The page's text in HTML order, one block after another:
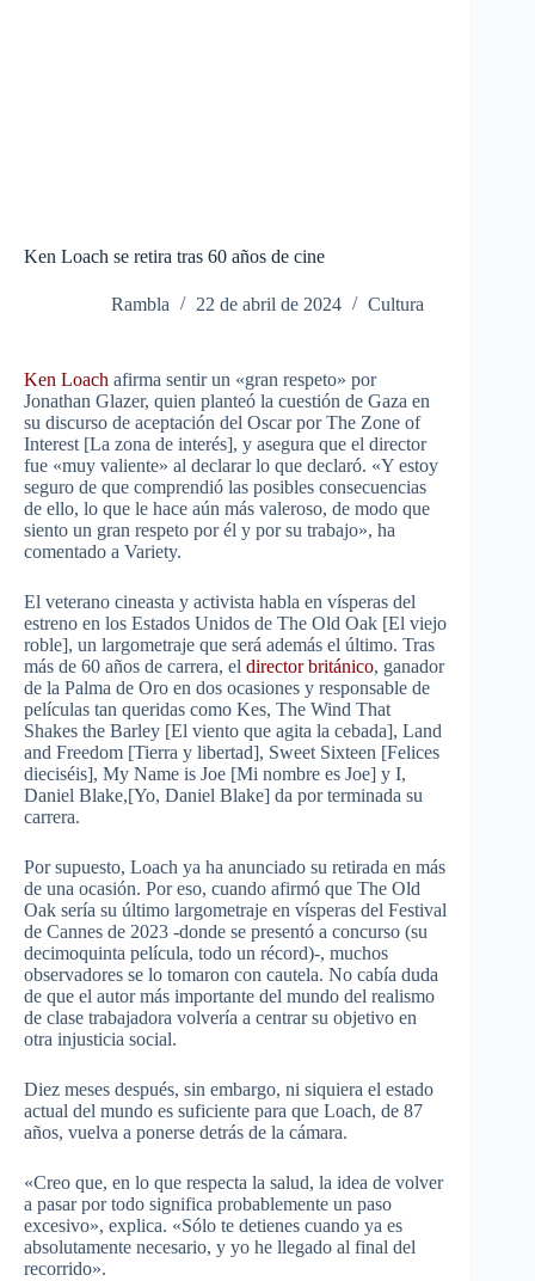
Ken Loach se retira tras 60 años de cine
Rambla 22 de abril de 2024 Cultura
Ken Loach afirma sentir un «gran respeto» por
Jonathan Glazer, quien planteó la cuestión de Gaza en
su discurso de aceptación del Oscar por The Zone of
Interest [La zona de interés], y asegura que el director
fue «muy valiente» al declarar lo que declaró. «Y estoy
seguro de que comprendió las posibles consecuencias
de ello, lo que le hace aún más valeroso, de modo que
siento un gran respeto por él y por su trabajo», ha
comentado a Variety.
El veterano cineasta y activista habla en vísperas del
estreno en los Estados Unidos de The Old Oak [El viejo
roble], un largometraje que será además el último. Tras
más de 60 años de carrera, el director británico, ganador
de la Palma de Oro en dos ocasiones y responsable de
películas tan queridas como Kes, The Wind That
Shakes the Barley [El viento que agita la cebada], Land
and Freedom [Tierra y libertad], Sweet Sixteen [Felices
dieciséis], My Name is Joe [Mi nombre es Joe] y I,
Daniel Blake,[Yo, Daniel Blake] da por terminada su
carrera.
Por supuesto, Loach ya ha anunciado su retirada en más
de una ocasión. Por eso, cuando afirmó que The Old
Oak sería su último largometraje en vísperas del Festival
de Cannes de 2023 -donde se presentó a concurso (su
decimoquinta película, todo un récord)-, muchos
observadores se lo tomaron con cautela. No cabía duda
de que el autor más importante del mundo del realismo
de clase trabajadora volvería a centrar su objetivo en
otra injusticia social.
Diez meses después, sin embargo, ni siquiera el estado
actual del mundo es suficiente para que Loach, de 87
años, vuelva a ponerse detrás de la cámara.
«Creo que, en lo que respecta la salud, la idea de volver
a pasar por todo significa probablemente un paso
excesivo», explica. «Sólo te detienes cuando ya es
absolutamente necesario, y yo he llegado al final del
recorrido».